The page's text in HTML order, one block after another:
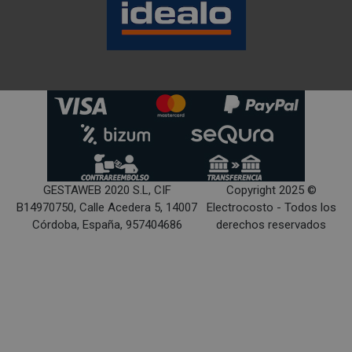
GESTAWEB 2020 S.L, CIF
B14970750, Calle Acedera 5, 14007
Córdoba, España, 957404686
Copyright 2025 ©
Electrocosto - Todos los
derechos reservados